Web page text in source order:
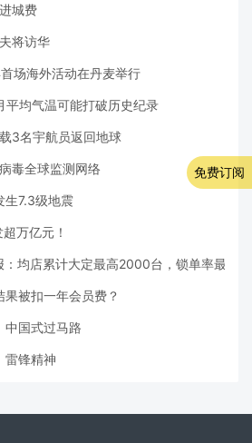
城费
将访华
场海外活动在丹麦举行
平均气温可能打破历史纪录
3名宇航员返回地球
毒全球监测网络
生7.3级地震
万亿元！
：均店累计大定最高2000台，锁单率最高
被扣一年会员费？
中国式过马路
雷锋精神
免费订阅